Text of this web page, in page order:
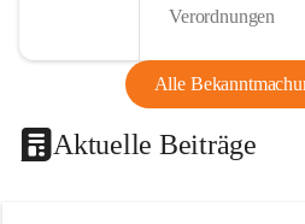
Verordnungen
Alle
Aktuelle Beiträge